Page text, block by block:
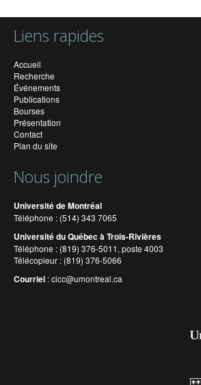
Liens rapides
Accueil
Recherche
Événements
Publications
Bourses
Présentation
Contact
Plan du site
Nous joindre
Université de Montréal
Téléphone : (514) 343 7065
Université du Québec à Trois-Rivières
Téléphone : (819) 376-5011, poste 4003
Télécopieur : (819) 376-5066
Courriel :cicc@umontreal.ca